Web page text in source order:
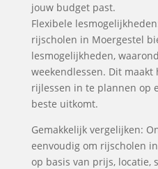
jouw budget past.
Flexibele
rijscholen in Moergestel
lesmogelijkheden,
weekendlessen. Dit
rijlessen in te plannen op
beste uitkomt.
Gemakkelijk vergelijken:
eenvoudig om rijscholen
op basis van prijs, locatie,